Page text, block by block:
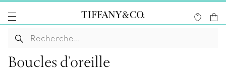
Boucles d’oreille